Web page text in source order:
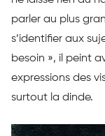
parler au plus
s’identifier aux
besoin », il peint
expressions des
surtout la dinde.